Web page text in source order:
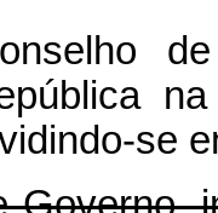
se